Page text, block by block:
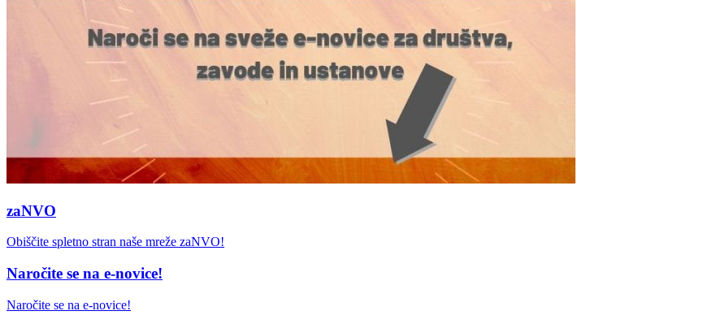
zaNVO
Obiščite spletno stran naše mreže zaNVO!
Naročite se na e-novice!
Naročite se na e-novice!